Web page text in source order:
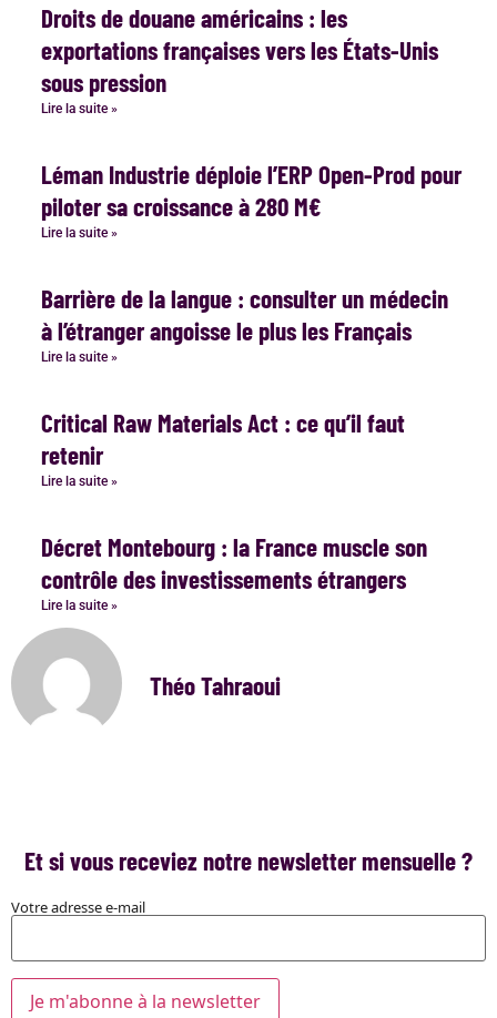
Droits de douane américains : les
exportations françaises vers les États-Unis
sous pression
Lire la suite »
Léman Industrie déploie l’ERP Open-Prod pour
piloter sa croissance à 280 M€
Lire la suite »
Barrière de la langue : consulter un médecin
à l’étranger angoisse le plus les Français
Lire la suite »
Critical Raw Materials Act : ce qu’il faut
retenir
Lire la suite »
Décret Montebourg : la France muscle son
contrôle des investissements étrangers
Lire la suite »
Théo Tahraoui
Et si vous receviez notre newsletter mensuelle ?
Votre adresse e-mail